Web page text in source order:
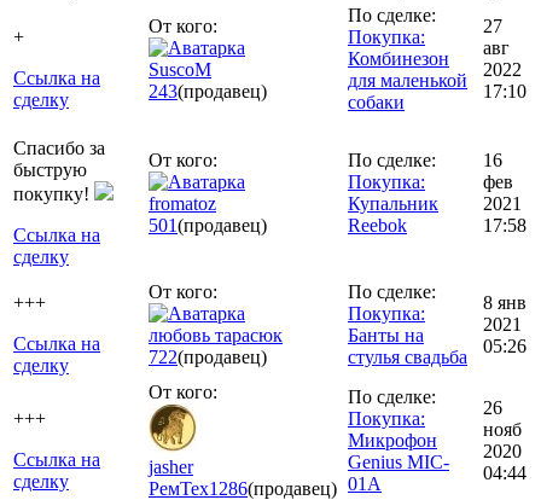
+
Ссылка на
сделку
От кого:
SuscoM
243(продавец)
По сделке:
Покупка:
Комбинезон
для маленькой
собаки
27
авг
2022
17:10
Спасибо за
быструю
покупку!
Ссылка на
сделку
От кого:
fromatoz
501(продавец)
По сделке:
Покупка:
Купальник
Reebok
16
фев
2021
17:58
+++
Ссылка на
сделку
От кого:
любовь тарасюк
722(продавец)
По сделке:
Покупка:
Банты на
стулья свадьба
8 янв
2021
05:26
+++
Ссылка на
сделку
От кого:
jasher
РемТех1286(продавец)
По сделке:
Покупка:
Микрофон
Genius MIC-
01A
26
нояб
2020
04:44